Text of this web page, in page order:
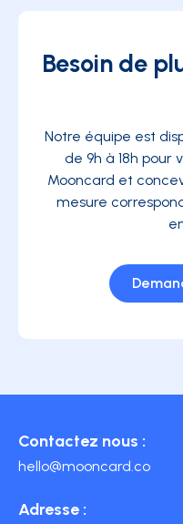
Besoin de
Notre équipe est
de 9h à 18h pour
Mooncard et
mesure
Contactez nous :
hello@mooncard.co
Adresse :